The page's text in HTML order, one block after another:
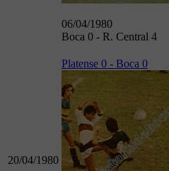
06/04/1980
Boca 0 - R. Central 4
20/04/1980
Platense 0 - Boca 0